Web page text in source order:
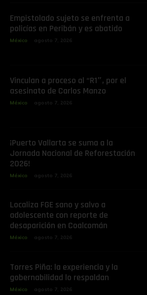
Empistolado sujeto se enfrenta a
policías en Peribán y es abatido
México agosto 7, 2026
Vinculan a proceso al “R1″, por el
asesinato de Carlos Manzo
México agosto 7, 2026
¡Puerto Vallarta se suma a la
Jornada Nacional de Reforestación
2026!
México agosto 7, 2026
Localiza FGE sano y salvo a
adolescente con reporte de
desaparición en Coalcomán
México agosto 7, 2026
Torres Piña: la experiencia y la
gobernabilidad lo respaldan
México agosto 7, 2026